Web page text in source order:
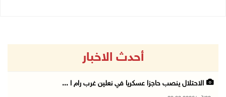
أحدث الاخبار
الاحتلال ينصب حاجزا عسكريا في نعلين غرب رام ا ...